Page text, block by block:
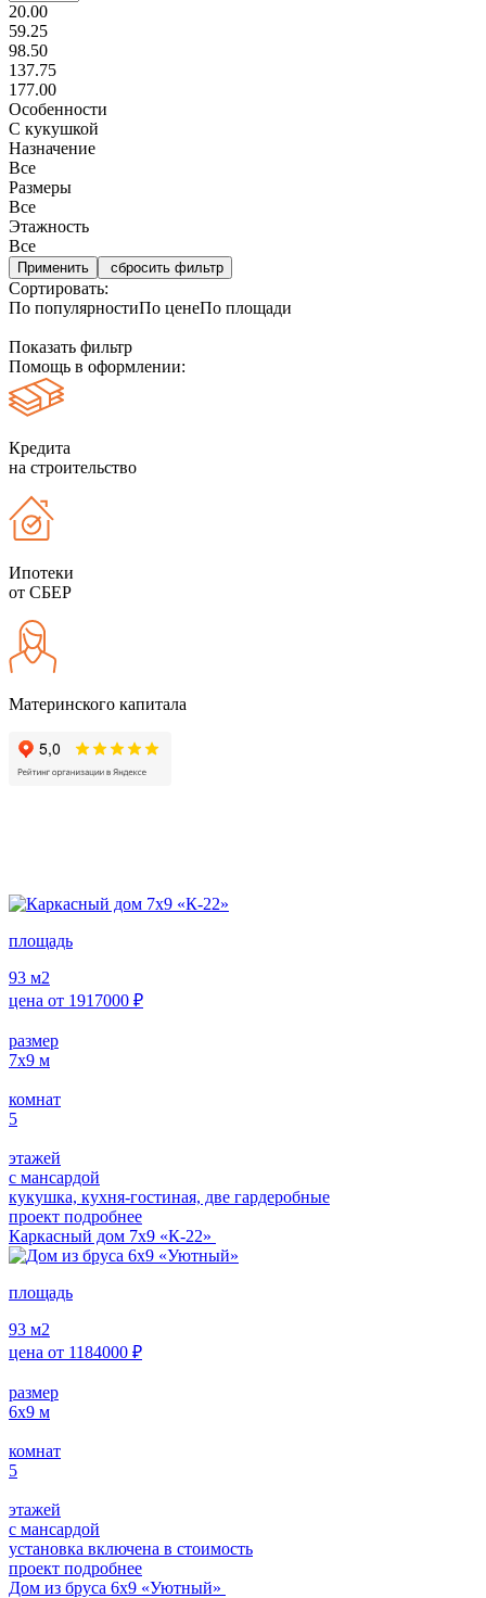
20.00
59.25
98.50
137.75
177.00
Особенности
С кукушкой
Назначение
Все
Размеры
Все
Этажность
Все
сбросить фильтр
Сортировать:
По популярностиПо ценеПо площади
Показать фильтр
Помощь в оформлении:
Кредита
на строительство
Ипотеки
от СБЕР
Материнского капитала
площадь
93 м2
цена от 1917000 ₽
размер
7х9 м
комнат
5
этажей
с мансардой
кукушка, кухня-гостиная, две гардеробные
проект подробнее
Каркасный дом 7х9 «К-22»
площадь
93 м2
цена от 1184000 ₽
размер
6х9 м
комнат
5
этажей
с мансардой
установка включена в стоимость
проект подробнее
Дом из бруса 6х9 «Уютный»